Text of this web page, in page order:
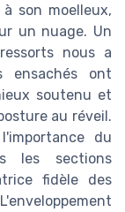
son moelleux,
un nuage. Un
nous a
ensachés ont
soutenu et
au réveil.
du
les sections
fidèle des